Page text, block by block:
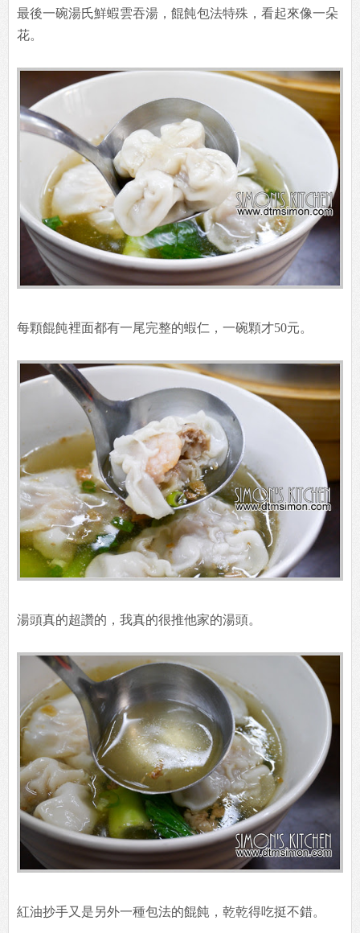
最後一碗湯氏鮮蝦雲吞湯，餛飩包法特殊，看起來像一朵
花。
每顆餛飩裡面都有一尾完整的蝦仁，一碗顆才50元。
湯頭真的超讚的，我真的很推他家的湯頭。
紅油抄手又是另外一種包法的餛飩，乾乾得吃挺不錯。